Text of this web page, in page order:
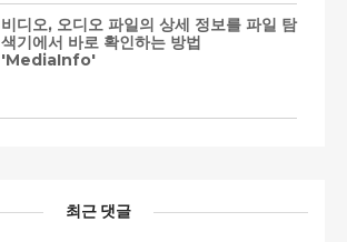
비디오, 오디오 파일의 상세 정보를 파일 탐
색기에서 바로 확인하는 방법
'MediaInfo'
최근 댓글